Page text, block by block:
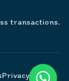
transactions.
Privacy Policy